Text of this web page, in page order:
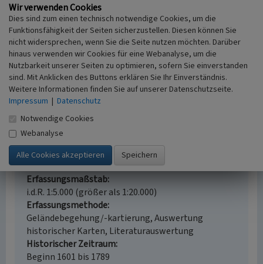
Mittlere Mühle in Brachelen
Schlagwörter
Wehr (Stauanlage) Wassermühle Getreidemühle
Ölmühle
Straße / Hausnummer
Teichbachweg
Ort
41836 Hückelhoven - Brachelen
Fachsicht(en)
Kulturlandschaftspflege, Landeskunde
Erfassungsmaßstab
i.d.R. 1:5.000 (größer als 1:20.000)
Erfassungsmethode
Geländebegehung/-kartierung, Auswertung
historischer Karten, Literaturauswertung
Historischer Zeitraum
Beginn 1601 bis 1789
Wir verwenden Cookies
Dies sind zum einen technisch notwendige Cookies, um die
Funktionsfähigkeit der Seiten sicherzustellen. Diesen können Sie
nicht widersprechen, wenn Sie die Seite nutzen möchten. Darüber
hinaus verwenden wir Cookies für eine Webanalyse, um die
Nutzbarkeit unserer Seiten zu optimieren, sofern Sie einverstanden
sind. Mit Anklicken des Buttons erklären Sie Ihr Einverständnis.
Weitere Informationen finden Sie auf unserer Datenschutzseite.
Impressum | Datenschutz
Notwendige Cookies
Webanalyse